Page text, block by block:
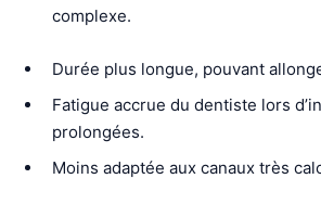
complexe.
Durée plus longue, pouvant
Fatigue accrue du dentiste lors
prolongées.
Moins adaptée aux canaux très